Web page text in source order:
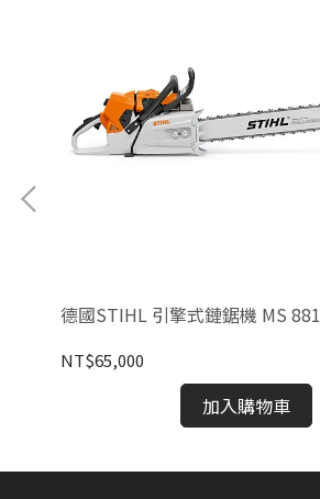
德國STIHL 引擎式鏈鋸機 MS 881
NT$65,000
加入購物車